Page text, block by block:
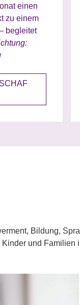
einen
zu einem
begleitet
Bildung,
und